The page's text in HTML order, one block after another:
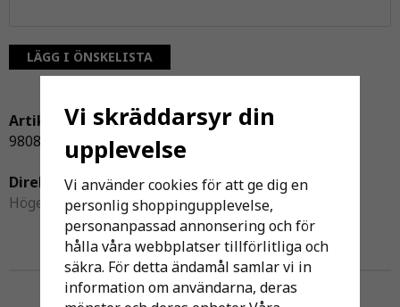
LÄGG I ÖNSKELISTA
Artikelnummer:
980800
Direktlänk:
Högerklicka och kopiera adressen
Andra har även köpt
Vi skräddarsyr din
upplevelse
Vi använder cookies för att ge dig en
personlig shoppingupplevelse,
personanpassad annonsering och för
hålla våra webbplatser tillförlitliga och
säkra. För detta ändamål samlar vi in
information om användarna, deras